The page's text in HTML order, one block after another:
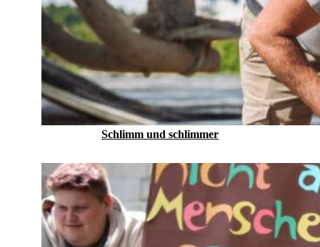
Schlimm und schlimmer